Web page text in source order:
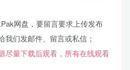
网盘，要留言要求上传发布
我们发邮件、留言或私信；
尽量下载后观看，所有在线观看